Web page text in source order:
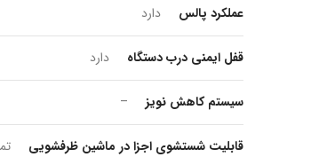
عملکرد پالس دارد
قفل ایمنی درب دستگاه دارد
سیستم کاهش نویز –
قابلیت شستشوی اجزا در ماشین ظرفشویی